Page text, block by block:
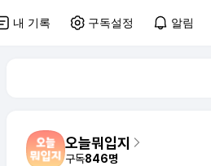
내 기록 구독설정 알림
오늘뭐입지
구독846명